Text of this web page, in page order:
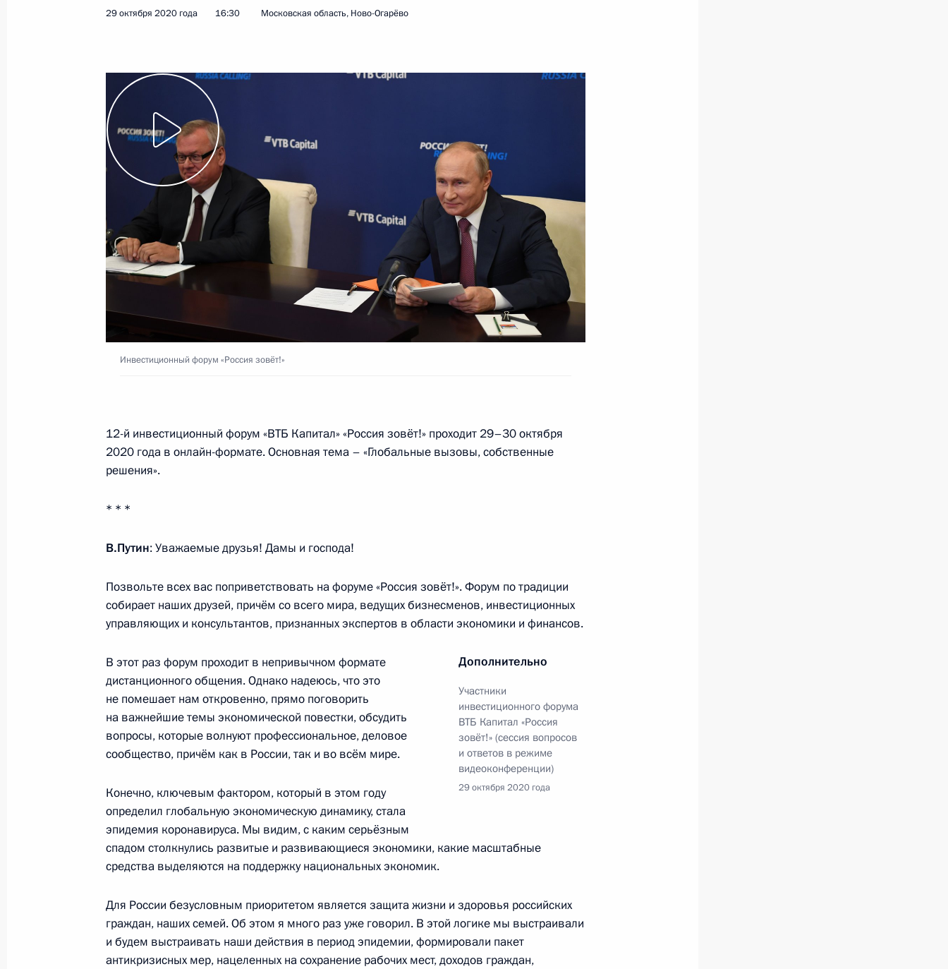
9 ноября 2020 года, понедельник
Встреча с Президентом Сирии Башаром Асадом
9 ноября 2020 года, 13:25
6 ноября 2020 года, пятница
Встреча с Председателем Центризбиркома Эллой Памфиловой
6 ноября 2020 года, 14:50 Москва, Кремль
5 ноября 2020 года, четверг
Рабочая встреча с губернатором Тульской области Алексеем
4 ноября 2020 года, среда
Встреча с представителями религиозных объединений
3 ноября 2020 года, вторник
Встреча с председателем совета директоров ОСК Георгием
3 ноября 2020 года, 19:00 Санкт-Петербург
4
Встреча с губернатором Санкт-Петербурга Александром
Бегловым
На ледоколе «Виктор Черномырдин» поднят государственный
флаг
2 ноября 2020 года, понедельник
29 октября 2020 года 16:30 Московская область, Ново-Огарёво
Инвестиционный форум «Россия зовёт!»
12-й инвестиционный форум «ВТБ Капитал» «Россия зовёт!» проходит 29–30 октября
2020 года в онлайн-формате. Основная тема – «Глобальные вызовы, собственные
решения».
* * *
В.Путин: Уважаемые друзья! Дамы и господа!
Позвольте всех вас поприветствовать на форуме «Россия зовёт!». Форум по традиции
собирает наших друзей, причём со всего мира, ведущих бизнесменов, инвестиционных
управляющих и консультантов, признанных экспертов в области экономики и финансов.
Дополнительно
Участники
инвестиционного форума
ВТБ Капитал «Россия
зовёт!» (сессия вопросов
и ответов в режиме
видеоконференции)
29 октября 2020 года
В этот раз форум проходит в непривычном формате
дистанционного общения. Однако надеюсь, что это
не помешает нам откровенно, прямо поговорить
на важнейшие темы экономической повестки, обсудить
вопросы, которые волнуют профессиональное, деловое
сообщество, причём как в России, так и во всём мире.
Конечно, ключевым фактором, который в этом году
определил глобальную экономическую динамику, стала
эпидемия коронавируса. Мы видим, с каким серьёзным
спадом столкнулись развитые и развивающиеся экономики, какие масштабные
средства выделяются на поддержку национальных экономик.
Для России безусловным приоритетом является защита жизни и здоровья российских
граждан, наших семей. Об этом я много раз уже говорил. В этой логике мы выстраивали
и будем выстраивать наши действия в период эпидемии, формировали пакет
антикризисных мер, нацеленных на сохранение рабочих мест, доходов граждан,